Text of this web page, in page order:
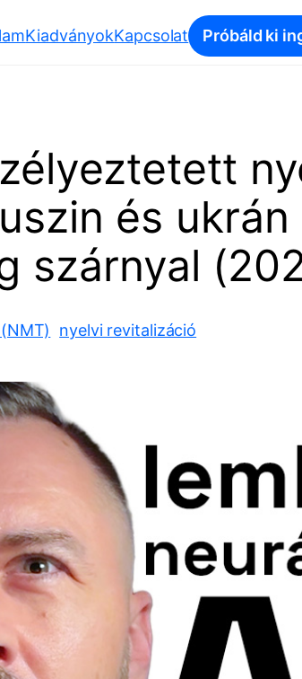
KiadványokKapcsolat Próbáld ki
és ukrán
szárnyal
nyelvi revitalizáció